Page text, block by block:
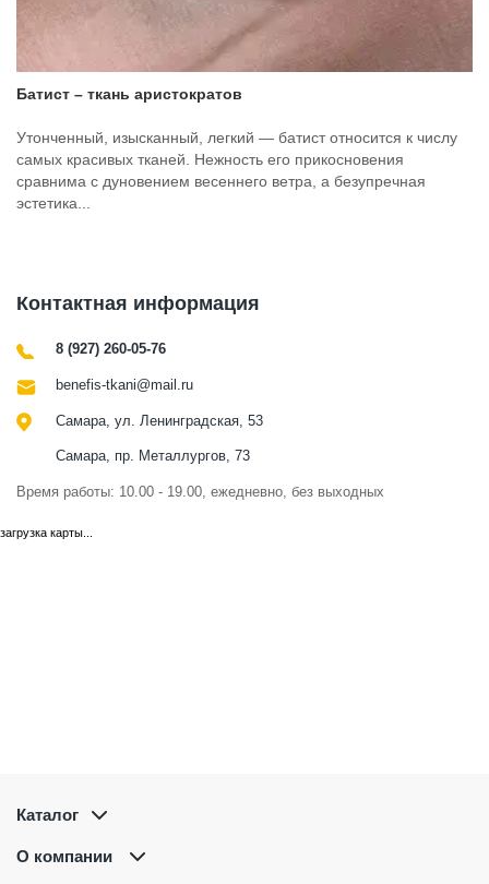
Батист – ткань аристократов
Утонченный, изысканный, легкий — батист относится к числу
самых красивых тканей. Нежность его прикосновения
сравнима с дуновением весеннего ветра, а безупречная
эстетика...
Контактная информация
8 (927) 260-05-76
benefis-tkani@mail.ru
Самара, ул. Ленинградская, 53
Самара, пр. Металлургов, 73
Время работы: 10.00 - 19.00, ежедневно, без выходных
загрузка карты...
Каталог
О компании